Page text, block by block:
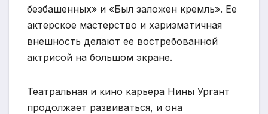
безбашенных» и «Был заложен кремль». Ее
актерское мастерство и харизматичная
внешность делают ее востребованной
актрисой на большом экране.
Театральная и кино карьера Нины Ургант
продолжает развиваться, и она